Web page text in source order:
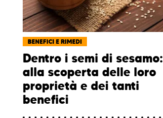
BENEFICI E RIMEDI
Dentro i semi di sesamo:
alla scoperta delle loro
proprietà e dei tanti
benefici